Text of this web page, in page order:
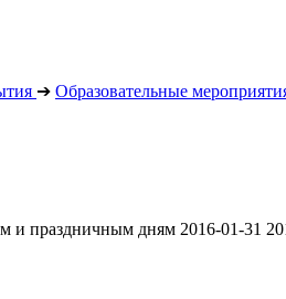
➔ Образовательные
и праздничным дням 2016-01-31